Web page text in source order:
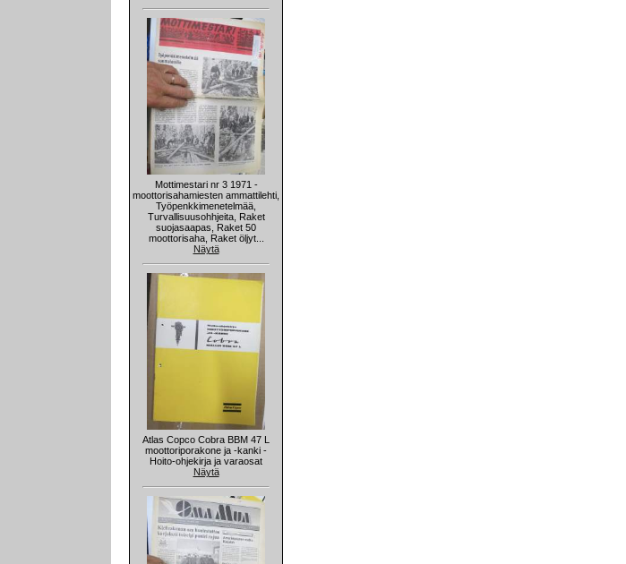
Mottimestari nr 3 1971 -
moottorisahamiesten ammattilehti,
Työpenkkimenetelmää,
Turvallisuusohhjeita, Raket
suojasaapas, Raket 50
moottorisaha, Raket öljyt...
Näytä
Atlas Copco Cobra BBM 47 L
moottoriporakone ja -kanki -
Hoito-ohjekirja ja varaosat
Näytä